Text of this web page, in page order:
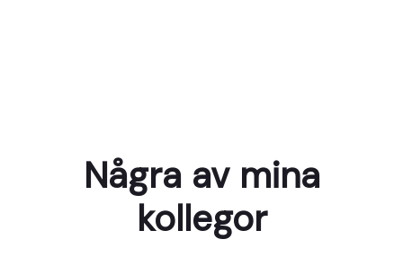
Några av mina
kollegor